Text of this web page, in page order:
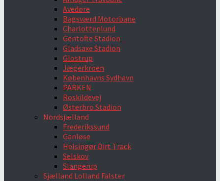
Avedøre
Bagsværd Motorbane
Charlottenlund
Gentofte Stadion
Gladsaxe Stadion
Glostrup
Jægerkroen
Københavns Sydhavn
PARKEN
Roskildevej
Østerbro Stadion
Nordsjælland
Frederikssund
Ganløse
Helsingør Dirt Track
Selskov
Slangerup
Sjælland Lolland Falster